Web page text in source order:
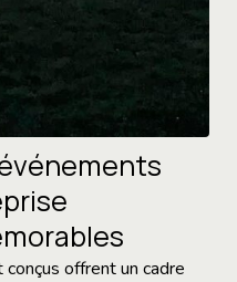
offrent un cadre